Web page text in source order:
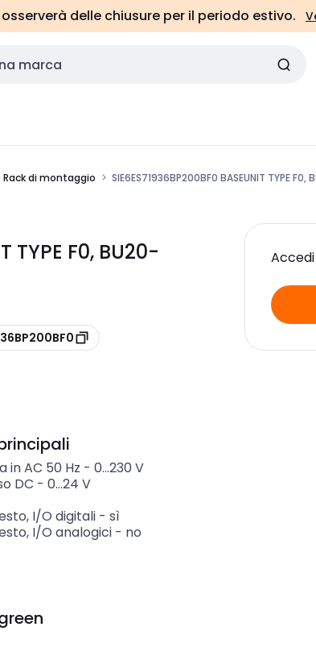
delle chiusure per il periodo estivo.
di montaggio SIE6ES71936BP200BF0 BASEUNIT TYPE
TYPE F0, BU20-
in AC 50 Hz - 0...230 V
DC - 0...24 V
I/O digitali- sì
I/O analogici- no